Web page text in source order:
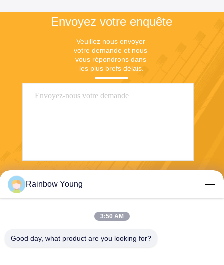
Envoyez votre enquête
Veuillez nous envoyer
votre demande et nous
vous répondrons dans
les plus brefs délais.
Rainbow Young
3:50 AM
Good day, what product are you looking for?